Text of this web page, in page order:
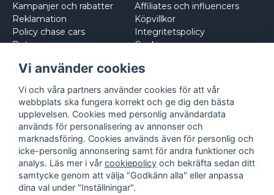
Kampanjer och rabatter
Reklamation
Policy chase cars
Returnera
Affiliates och influencers
Köpvillkor
Integritetspolicy
Cookies
Vi använder cookies
Vi och våra partners använder cookies för att vår
webbplats ska fungera korrekt och ge dig den bästa
upplevelsen. Cookies med personlig användardata
används för personalisering av annonser och
marknadsföring. Cookies används även för personlig och
icke-personlig annonsering samt för andra funktioner och
analys. Läs mer i vår cookiepolicy och bekräfta sedan ditt
samtycke genom att välja "Godkänn alla" eller anpassa
dina val under "Inställningar".